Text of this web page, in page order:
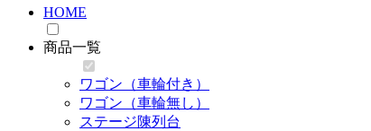
HOME
商品一覧
ワゴン（車輪付き）
ワゴン（車輪無し）
ステージ陳列台